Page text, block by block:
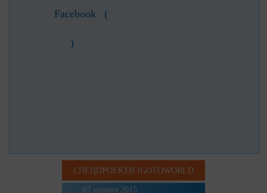
Facebook (
)
СПЕЦПРОЕКТИ IGOTOWORLD
07 серпня 2015